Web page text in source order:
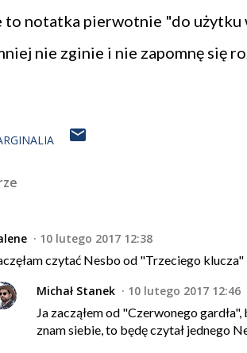
to notatka pierwotnie "do użytku
nie zginie i nie zapomnę się
10 lutego 2017 12:38
czytać Nesbo od "Trzeciego
Michał Stanek
10 lutego 2017 12:46
Ja zacząłem od "Czerwonego
znam siebie, to będę czytał jednego